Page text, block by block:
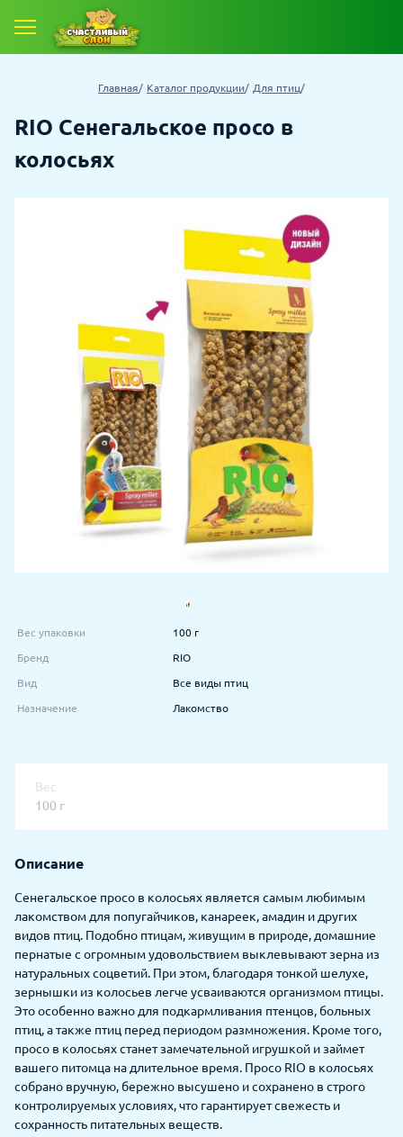
Главная Каталог продукции Для птиц
RIO Сенегальское просо в
колосьях
Вес упаковки 100 г
Бренд RIO
Вид Все виды птиц
Назначение Лакомство
Вес
100 г
Описание
Сенегальское просо в колосьях является самым любимым
лакомством для попугайчиков, канареек, амадин и других
видов птиц. Подобно птицам, живущим в природе, домашние
пернатые с огромным удовольствием выклевывают зерна из
натуральных соцветий. При этом, благодаря тонкой шелухе,
зернышки из колосьев легче усваиваются организмом птицы.
Это особенно важно для подкармливания птенцов, больных
птиц, а также птиц перед периодом размножения. Кроме того,
просо в колосьях станет замечательной игрушкой и займет
вашего питомца на длительное время. Просо RIO в колосьях
собрано вручную, бережно высушено и сохранено в строго
контролируемых условиях, что гарантирует свежесть и
сохранность питательных веществ.